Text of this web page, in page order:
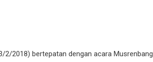
2/2018) bertepatan dengan acara Musrenbang